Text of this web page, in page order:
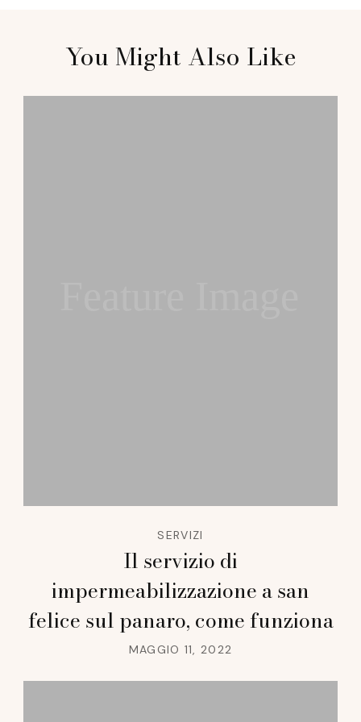
Navigation
You Might Also Like
SERVIZI
Il servizio di
impermeabilizzazione a san
felice sul panaro, come funziona
MAGGIO 11, 2022